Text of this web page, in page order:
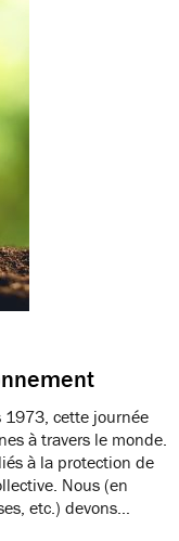
1973, cette journée
à travers le monde.
à la protection de
Nous (en
etc.) devons…